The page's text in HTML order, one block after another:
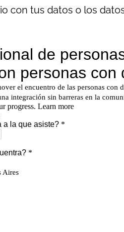
con tus datos o los